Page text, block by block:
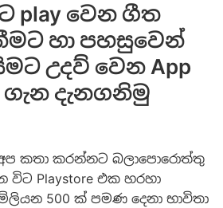
play වෙන ගීත
හා පහසුවෙන්
උදව් වෙන App
දැනගනිමු
කතා කරන්නට බලාපොරොත්තු
විට Playstore එක හරහා
500 ක් පමණ දෙනා භාවිතා